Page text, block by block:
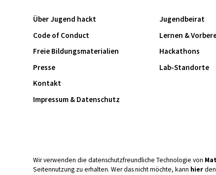
Über Jugend hackt
Code of Conduct
Freie Bildungsmaterialien
Presse
Kontakt
Impressum & Datenschutz
Jugendbeirat
Lernen &
Hackathons
Lab-Standorte
Wir verwenden die datenschutzfreundliche Technologie von
Seitennutzung zu erhalten. Wer das nicht möchte, kann hier